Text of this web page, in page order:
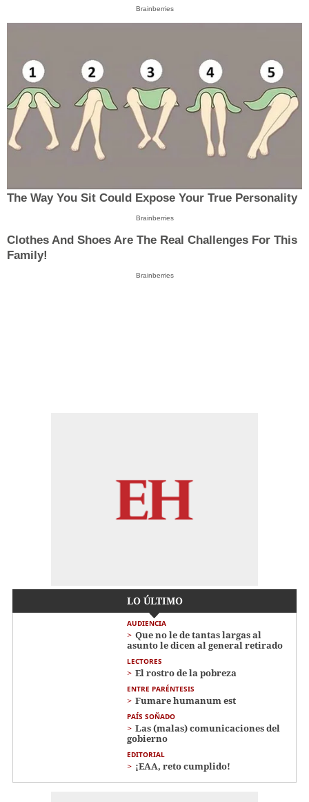
Brainberries
The Way You Sit Could Expose Your True Personality
Brainberries
Clothes And Shoes Are The Real Challenges For This
Family!
Brainberries
LO ÚLTIMO
AUDIENCIA
Que no le de tantas largas al
asunto le dicen al general retirado
LECTORES
El rostro de la pobreza
ENTRE PARÉNTESIS
Fumare humanum est
PAÍS SOÑADO
Las (malas) comunicaciones del
gobierno
EDITORIAL
¡EAA, reto cumplido!